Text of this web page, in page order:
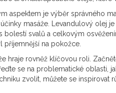
aspektem je výběr správného
masáže. Levandulový olej
bolestí svalů a celkovým
příjemnější na pokožce.
hraje rovněž klíčovou roli.
se na problematické oblasti,
zvolit, můžete se